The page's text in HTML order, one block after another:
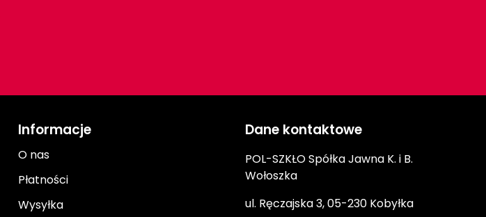
Informacje
O nas
Płatności
Wysyłka
Dane kontaktowe
POL-SZKŁO Spółka Jawna K. i B.
Wołoszka
ul. Ręczajska 3, 05-230 Kobyłka